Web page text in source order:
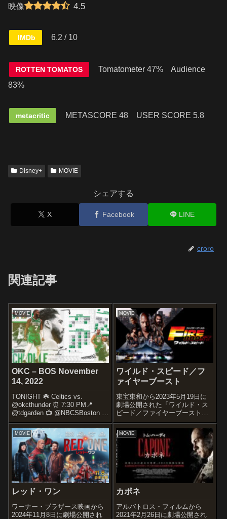
映像 4.5
IMDb 6.2 / 10
ROTTEN TOMATOS
Tomatometer 47% Audience
83%
metacritic METASCORE 48 USER SCORE 5.8
Disney+ MOVIE
シェアする
X Facebook LINE
croro
関連記事
MOVIE
OKC – BOS November
14, 2022
TONIGHT ☘️ Celtics vs.
@okcthunder ⏰ 7:30 PM📍
@tdgarden 📺 @NBCSBoston &
@NBATV 🎙️ @985TheSportsHub
Small Business of the...
MOVIE
ワイルド・スピード／フ
ァイヤーブースト
東宝東和から2023年5月19日に
劇場公開された「ワイルド・ス
ピード／ファイヤーブースト」
の感想記事です。『ワイルド・
スピードシリーズ』の第10作目
となる作品です。オススメ度あ
らすじ＆予告編パートナーのレ
ティと息子ブライアンと3人で静
かに暮...
MOVIE
レッド・ワン
ワーナー・ブラザース映画から
2024年11月8日に劇場公開され
MOVIE
カポネ
アルバトロス・フィルムから
2021年2月26日に劇場公開され